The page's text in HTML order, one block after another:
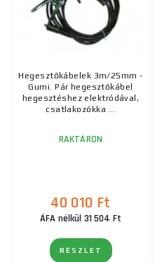
Hegesztőkábelek 3m/25mm -
Gumi. Pár hegesztőkábel
hegesztéshez elektródával,
csatlakozókka ...
RAKTÁRON
40 010 Ft
ÁFA nélkül 31 504 Ft
RÉSZLET